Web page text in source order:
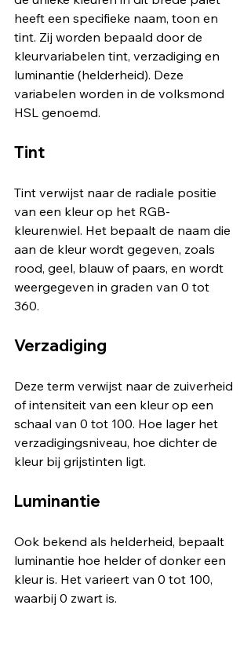
heeft een specifieke naam, toon en
tint. Zij worden bepaald door de
kleurvariabelen tint, verzadiging en
luminantie (helderheid). Deze
variabelen worden in de volksmond
HSL genoemd.
Tint
Tint verwijst naar de radiale positie
van een kleur op het RGB-
kleurenwiel. Het bepaalt de naam die
aan de kleur wordt gegeven, zoals
rood, geel, blauw of paars, en wordt
weergegeven in graden van 0 tot
360.
Verzadiging
Deze term verwijst naar de zuiverheid
of intensiteit van een kleur op een
schaal van 0 tot 100. Hoe lager het
verzadigingsniveau, hoe dichter de
kleur bij grijstinten ligt.
Luminantie
Ook bekend als helderheid, bepaalt
luminantie hoe helder of donker een
kleur is. Het varieert van 0 tot 100,
waarbij 0 zwart is.